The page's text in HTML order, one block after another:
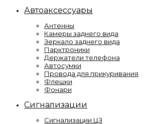
Автоаксессуары
Антенны
Камеры заднего вида
Зеркало заднего вида
Парктроники
Держатели телефона
Автосумки
Провода для прикуривания
Флешки
Фонари
Сигнализации
Сигнализации ЦЗ